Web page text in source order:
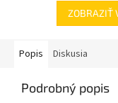
ZOBRAZIŤ
Popis Diskusia
Podrobný popis